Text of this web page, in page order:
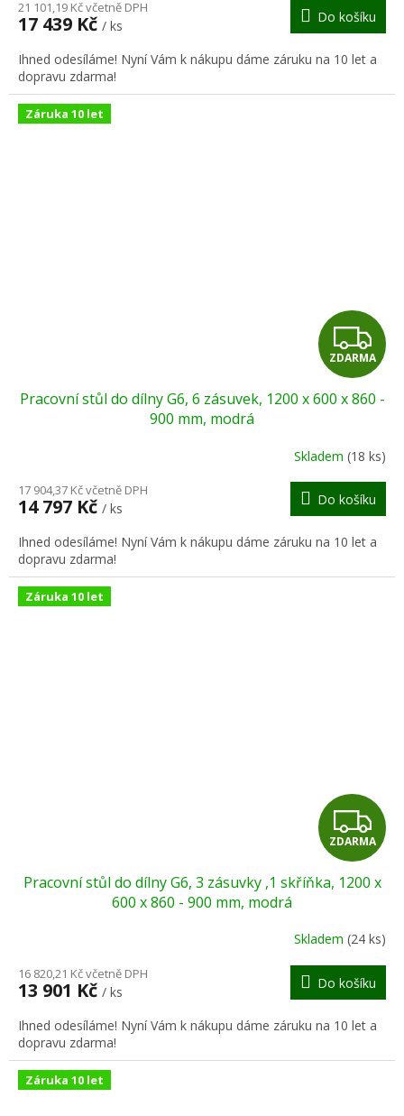
A
produktu
je
z
5
hvězdiček.
21 101,19 Kč včetně DPH
17 439 Kč / ks
Do košíku
Ihned odesíláme! Nyní Vám k nákupu dáme záruku na 10 let a
dopravu zdarma!
Záruka 10 let
Z
D
A
R
M
A
ZDARMA
Pracovní stůl do dílny G6, 6 zásuvek, 1200 x 600 x 860 -
900 mm, modrá
Skladem (18 ks)
17 904,37 Kč včetně DPH
14 797 Kč / ks
Do košíku
Ihned odesíláme! Nyní Vám k nákupu dáme záruku na 10 let a
dopravu zdarma!
Záruka 10 let
Z
D
A
R
M
A
ZDARMA
Pracovní stůl do dílny G6, 3 zásuvky ,1 skříňka, 1200 x
600 x 860 - 900 mm, modrá
Skladem (24 ks)
16 820,21 Kč včetně DPH
13 901 Kč / ks
Do košíku
Ihned odesíláme! Nyní Vám k nákupu dáme záruku na 10 let a
dopravu zdarma!
Záruka 10 let